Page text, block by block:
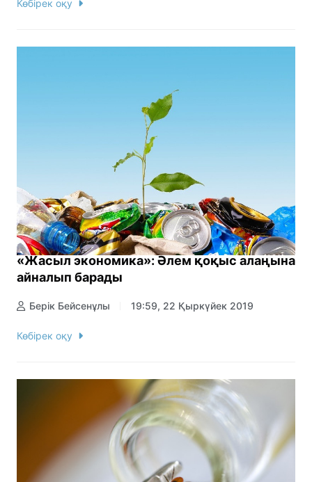
Көбірек оқу
«Жасыл экономика»: Әлем қоқыс алаңына
айналып барады
Берік Бейсенұлы 19:59, 22 Қыркүйек 2019
Көбірек оқу